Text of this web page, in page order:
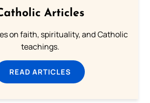
Articles
on faith, spirituality, and Catholic
teachings.
READ ARTICLES